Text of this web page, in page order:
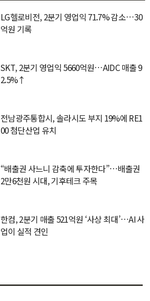
LG헬로비전, 2분기 영업익 71.7% 감소…30
억원 기록
SKT, 2분기 영업익 5660억원…AIDC 매출 9
2.5%↑
전남광주통합시, 솔라시도 부지 19%에 RE1
00 첨단산업 유치
“배출권 사느니 감축에 투자한다”…배출권
2만6천원 시대, 기후테크 주목
한컴, 2분기 매출 521억원 ‘사상 최대’…AI 사
업이 실적 견인